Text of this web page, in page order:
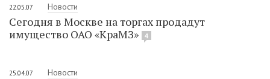
22.05.07 Новости
Сегодня в Москве на торгах продадут
имущество ОАО «КраМЗ»
4
25.04.07 Новости